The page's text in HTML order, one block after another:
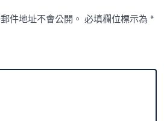
件地址不會公開。 必填欄位標示為*